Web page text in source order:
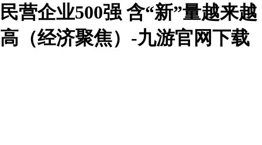
民营企业500强 含“新”量越来越
高（经济聚焦）-九游官网下载